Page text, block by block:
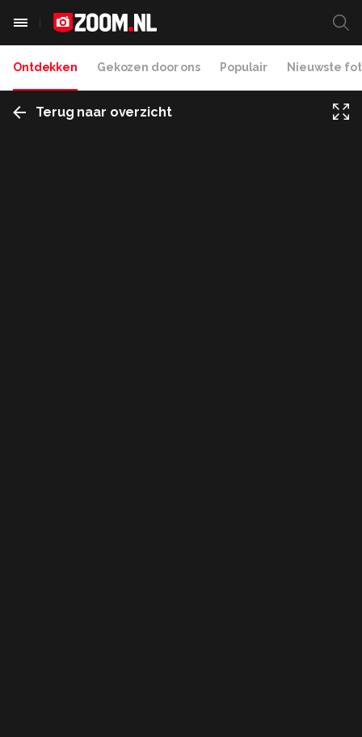
Ontdekken Gekozen door ons Populair Nieuwste
Terug naar overzicht